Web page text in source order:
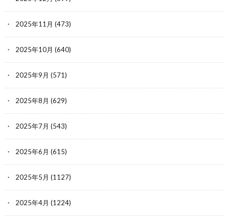
2025年11月 (473)
2025年10月 (640)
2025年9月 (571)
2025年8月 (629)
2025年7月 (543)
2025年6月 (615)
2025年5月 (1127)
2025年4月 (1224)